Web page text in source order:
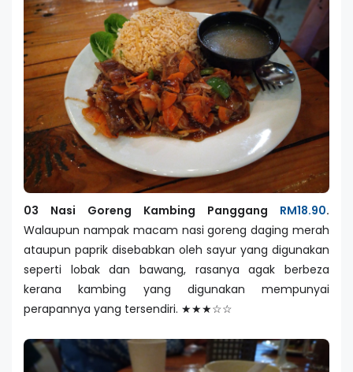
03 Nasi Goreng Kambing Panggang RM18.90.
Walaupun nampak macam nasi goreng daging merah
ataupun paprik disebabkan oleh sayur yang digunakan
seperti lobak dan bawang, rasanya agak berbeza
kerana kambing yang digunakan mempunyai
perapannya yang tersendiri. ★★★☆☆